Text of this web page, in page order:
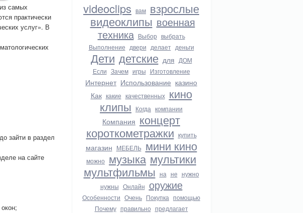
videoclips вам взрослые
видеоклипы военная
техника Выбор выбрать
Выполнение двери делает деньги
Дети детские для ДОМ
Если Зачем игры Изготовление
Интернет Использование казино
Как какие качественных кино
клипы Когда компании
Компания концерт
короткометражки купить
магазин МЕБЕЛЬ мини кино
можно музыка мультики
мультфильмы на не нужно
нужны Онлайн оружие
Особенности Очень Покупка помощью
Почему правильно предлагает
самых
практически
услуг». В
зайти в раздел
на сайте